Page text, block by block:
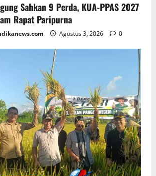
Sahkan 9 Perda, KUA-PPAS 2027
Rapat Paripurna
Agustus 3, 2026 0